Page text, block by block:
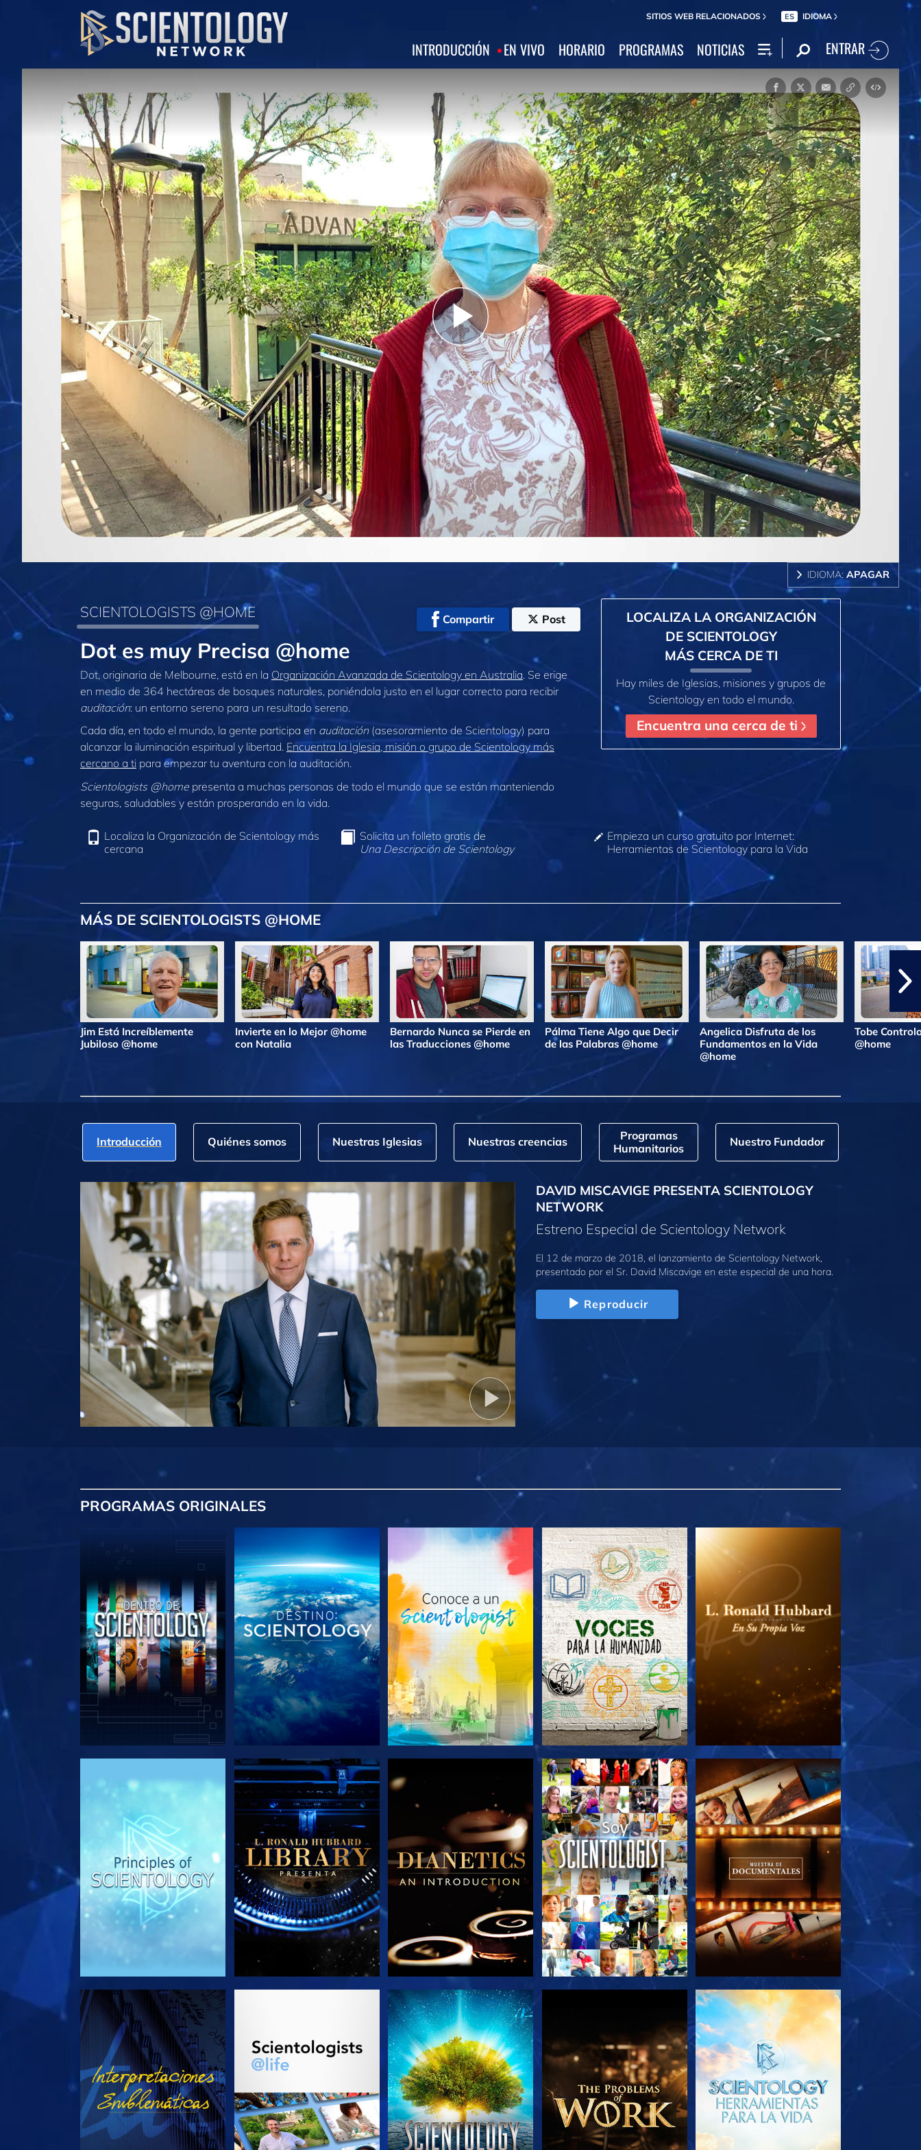
SITIOS WEB RELACIONADOS ES IDIOMA
INTRODUCCIÓN EN VIVO HORARIO PROGRAMAS NOTICIAS ENTRAR
Play
Video
IDIOMA: APAGAR
SCIENTOLOGISTS @HOME Compartir Post
Dot es muy Precisa @home
Dot, originaria de Melbourne, está en la Organización Avanzada de Scientology en Australia. Se erige
en medio de 364 hectáreas de bosques naturales, poniéndola justo en el lugar correcto para recibir
auditación: un entorno sereno para un resultado sereno.
Cada día, en todo el mundo, la gente participa en auditación(asesoramiento de Scientology) para
alcanzar la iluminación espiritual y libertad. Encuentra la Iglesia, misión o grupo de Scientology más
cercano a ti para empezar tu aventura con la auditación.
Scientologists @homepresenta a muchas personas de todo el mundo que se están manteniendo
seguras, saludables y están prosperando en la vida.
LOCALIZA LA ORGANIZACIÓN
DE SCIENTOLOGY
MÁS CERCA DE TI
Hay miles de Iglesias, misiones y grupos de
Scientology en todo el mundo.
Encuentra una cerca de ti
Localiza la Organización de Scientology más
cercana
Solicita un folleto gratis de
Una Descripción de Scientology
Empieza un curso gratuito por Internet:
Herramientas de Scientology para la Vida
MÁS DE SCIENTOLOGISTS @HOME
Jim Está Increíblemente
Jubiloso @home
Invierte en lo Mejor @home
con Natalia
Bernardo Nunca se Pierde en
las Traducciones @home
Pálma Tiene Algo que Decir
de las Palabras @home
Angelica Disfruta de los
Fundamentos en la Vida
@home
Tobe
@home
Introducción Quiénes somos Nuestras Iglesias Nuestras creencias
Programas
Humanitarios
Nuestro Fundador
DAVID MISCAVIGE PRESENTA SCIENTOLOGY
NETWORK
Estreno Especial de Scientology Network
El 12 de marzo de 2018, el lanzamiento de Scientology Network,
presentado por el Sr. David Miscavige en este especial de una hora.
Reproducir
PROGRAMAS ORIGINALES
EXPLORA LAS SERIES EXPLORA LAS SERIES EXPLORA LAS SERIES EXPLORA LAS SERIES EXPLORA LAS SERIES
VE EXPLORA LAS SERIES